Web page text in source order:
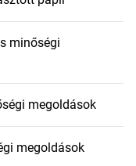
minőségi
megoldások
megoldások